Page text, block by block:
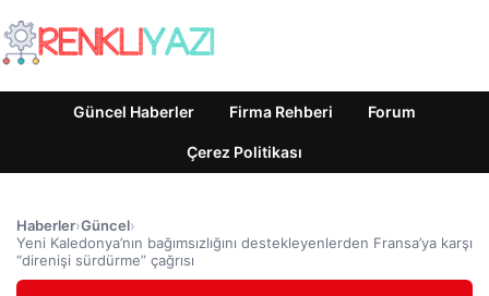
Güncel Haberler Firma Rehberi Forum
Çerez Politikası
Haberler›Güncel›
Yeni Kaledonya’nın bağımsızlığını destekleyenlerden Fransa’ya karşı
“direnişi sürdürme” çağrısı